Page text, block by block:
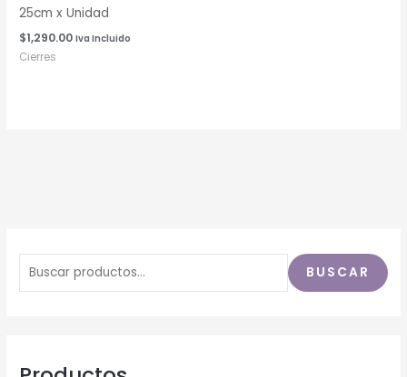
BUSCAR
25cm x Unidad
$1,290.00 Iva Incluido
Cierres